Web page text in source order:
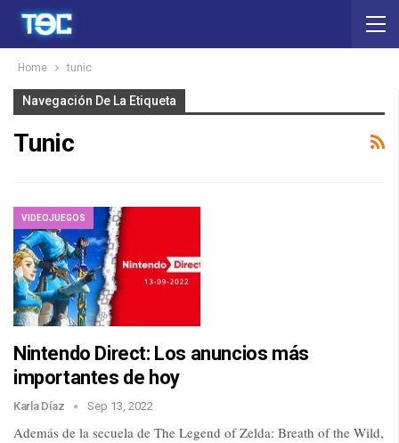
Home tunic
Navegación De La Etiqueta
Tunic
VIDEOJUEGOS
Nintendo Direct: Los anuncios más
importantes de hoy
Karla Díaz Sep 13, 2022
Además de la secuela de The Legend of Zelda: Breath of the Wild,